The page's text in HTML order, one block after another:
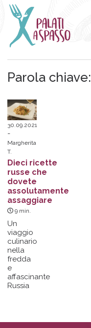
Parola chiave:
30.09.2021
Margherita
T.
Dieci ricette
russe che
dovete
assolutamente
assaggiare
9 min.
Un
viaggio
culinario
nella
fredda
e
affascinante
Russia